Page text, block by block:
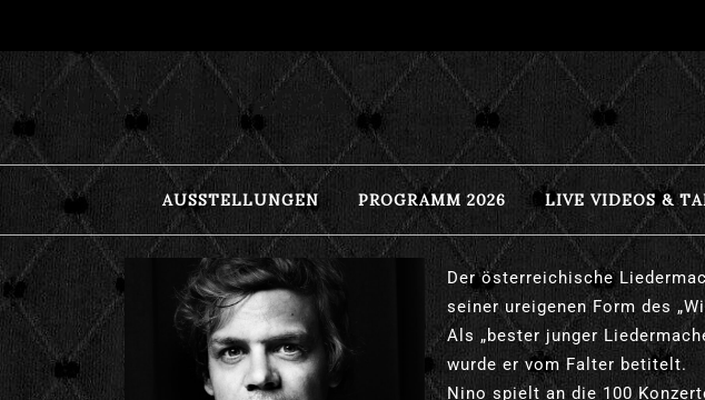
TONSPUREN 2026
AUSSTELLUNGEN PROGRAMM 2026 LIVE VIDEOS &
Der österreichische
seiner ureigenen Form des
Als „bester junger
wurde er vomFalter betitelt.
Nino spielt an die 100